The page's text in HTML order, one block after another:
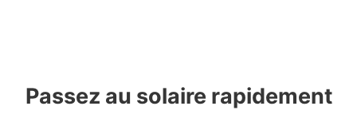
Passez au solaire rapidement